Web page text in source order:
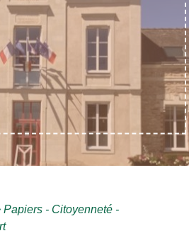
Papiers - Citoyenneté -